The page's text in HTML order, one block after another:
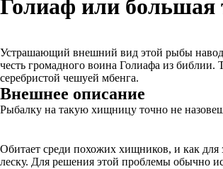
Голиаф или большая
Устрашающий внешний вид этой рыбы
честь громадного воина Голиафа из
серебристой чешуей мбенга.
Внешнее описание
Рыбалку на такую хищницу точно не
Обитает среди похожих хищников, и как для
леску. Для решения этой проблемы обычно